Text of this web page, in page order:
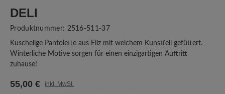
DELI
Produktnummer: 2516-511-37
Kuschelige Pantolette aus Filz mit weichem Kunstfell gefüttert.
Winterliche Motive sorgen für einen einzigartigen Auftritt
zuhause!
55,00 € inkl. MwSt.